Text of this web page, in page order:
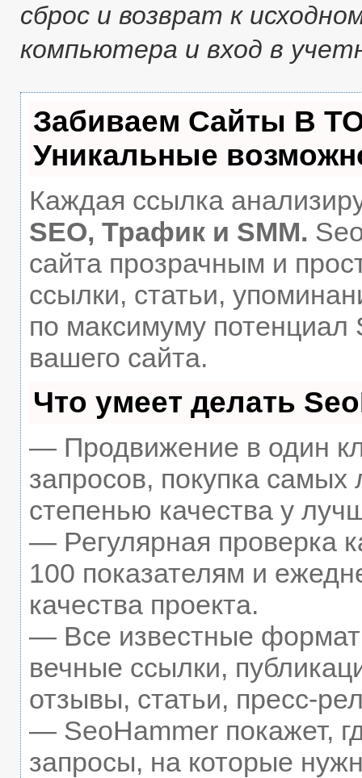
сброс и возврат к
компьютера и вход в
Забиваем Сайты В
Уникальные
Каждая ссылка
SEO, Трафик и SMM.
сайта прозрачным и
ссылки, статьи,
по максимуму
вашего сайта.
Что умеет делать
— Продвижение в один
запросов, покупка
степенью качества у
— Регулярная проверка
100 показателям и
качества проекта.
— Все известные
вечные ссылки,
отзывы, статьи, пресс-
— SeoHammer покажет,
запросы, на которые